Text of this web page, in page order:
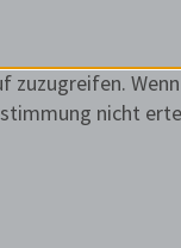
zuzugreifen.
nicht